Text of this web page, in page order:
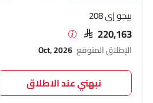
بيجو إي 208
SAR 220,163
الإطلاق المتوقع Oct, 2026
نبهني عند الاطلاق